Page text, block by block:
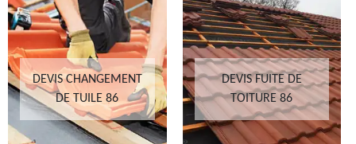
DEVIS CHANGEMENT
DE TUILE 86
DEVIS FUITE DE
TOITURE 86